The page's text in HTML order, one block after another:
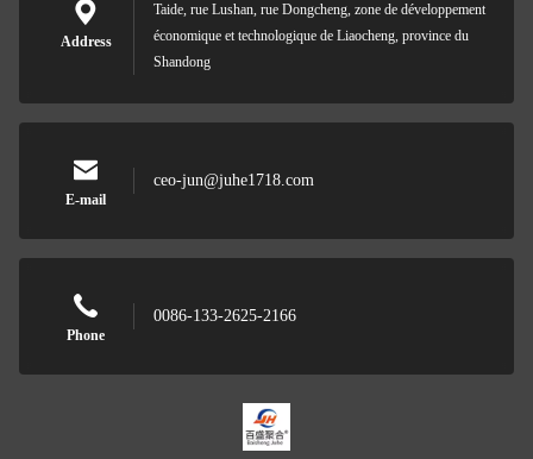
Address
Taide, rue Lushan, rue Dongcheng, zone de développement
économique et technologique de Liaocheng, province du
Shandong
E-mail
ceo-jun@juhe1718.com
Phone
0086-133-2625-2166